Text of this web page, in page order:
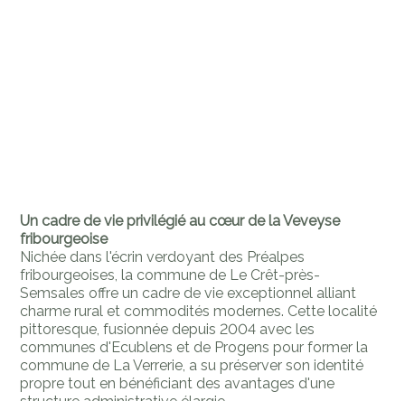
Un cadre de vie privilégié au cœur de la Veveyse
fribourgeoise
Nichée dans l'écrin verdoyant des Préalpes
fribourgeoises, la commune de Le Crêt-près-
Semsales offre un cadre de vie exceptionnel alliant
charme rural et commodités modernes. Cette localité
pittoresque, fusionnée depuis 2004 avec les
communes d'Ecublens et de Progens pour former la
commune de La Verrerie, a su préserver son identité
propre tout en bénéficiant des avantages d'une